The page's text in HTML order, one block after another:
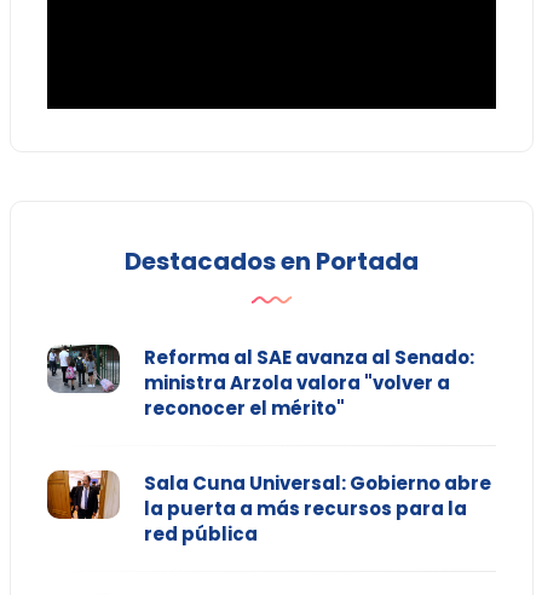
Destacados en Portada
Reforma al SAE avanza al Senado:
ministra Arzola valora "volver a
reconocer el mérito"
Sala Cuna Universal: Gobierno abre
la puerta a más recursos para la
red pública